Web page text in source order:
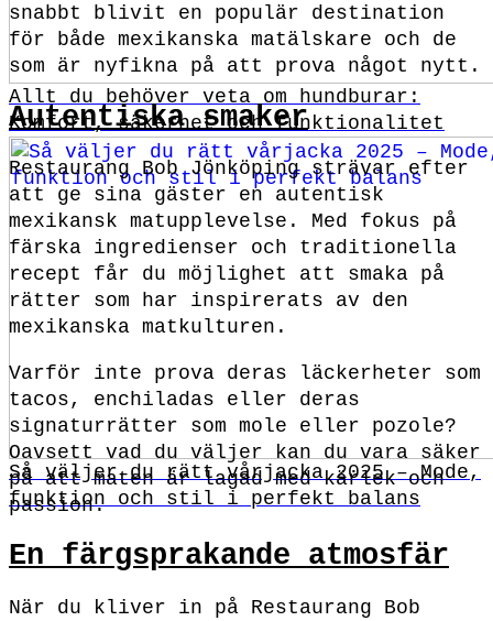
Allt du behöver veta om hundburar:
Komfort, säkerhet och funktionalitet
Så väljer du rätt vårjacka 2025 – Mode,
funktion och stil i perfekt balans
snabbt blivit en populär destination
för både mexikanska matälskare och de
som är nyfikna på att prova något nytt.
Autentiska smaker
Restaurang Bob Jönköping strävar efter
att ge sina gäster en autentisk
mexikansk matupplevelse. Med fokus på
färska ingredienser och traditionella
recept får du möjlighet att smaka på
rätter som har inspirerats av den
mexikanska matkulturen.
Varför inte prova deras läckerheter som
tacos, enchiladas eller deras
signaturrätter som mole eller pozole?
Oavsett vad du väljer kan du vara säker
på att maten är lagad med kärlek och
passion.
En färgsprakande atmosfär
När du kliver in på Restaurang Bob